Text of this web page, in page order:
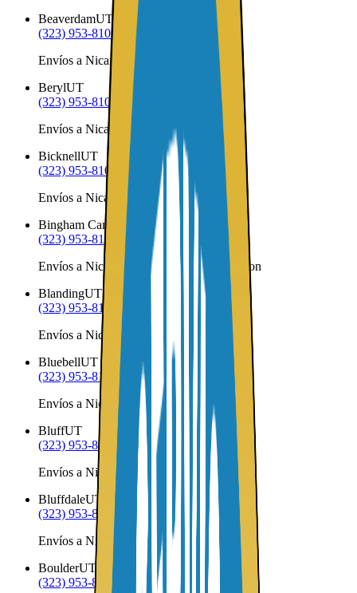
BeaverdamUT
(323) 953-8100
Envíos a Nicaragua desde Beaverdam
BerylUT
(323) 953-8100
Envíos a Nicaragua desde Beryl
BicknellUT
(323) 953-8100
Envíos a Nicaragua desde Bicknell
Bingham Canyon
(323) 953-8100
Envíos a Nicaragua desde Bingham Canyon
BlandingUT
(323) 953-8100
Envíos a Nicaragua desde Blanding
BluebellUT
(323) 953-8100
Envíos a Nicaragua desde Bluebell
BluffUT
(323) 953-8100
Envíos a Nicaragua desde Bluff
BluffdaleUT
(323) 953-8100
Envíos a Nicaragua desde Bluffdale
BoulderUT
(323) 953-8100